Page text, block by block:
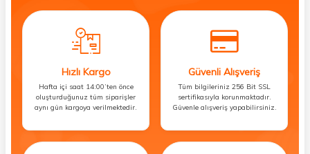
Hızlı Kargo
Hafta içi saat 14:00’ten önce
oluşturduğunuz tüm siparişler
aynı gün kargoya verilmektedir.
Güvenli Alışveriş
Tüm bilgileriniz 256 Bit SSL
sertifikasıyla korunmaktadır.
Güvenle alışveriş yapabilirsiniz.